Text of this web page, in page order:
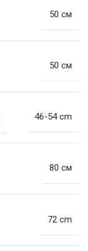
50 см
50 см
46-54 cm
80 см
72 cm